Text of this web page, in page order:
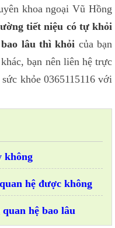
khoa ngoại Vũ Hồng
tiết niệu có tự khỏi
lâu thì khỏi của bạn
bạn nên liên hệ trực
khỏe 0365115116 với
không
hệ được không
hệ bao lâu